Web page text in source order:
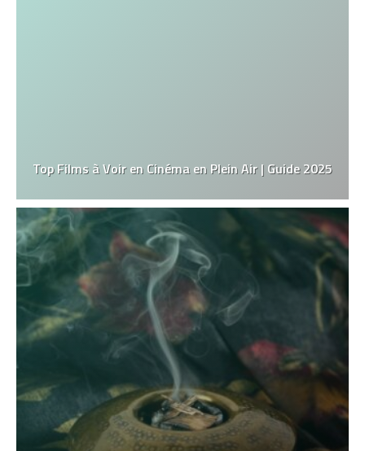
Top Films à Voir en Cinéma en Plein Air | Guide 2025